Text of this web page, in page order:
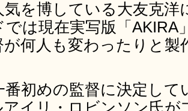
気を博している大友克洋
は現在実写版「AKIRA
が何人も変わったりと製
番初めの監督に決定し
アイリ・ロビンソン氏